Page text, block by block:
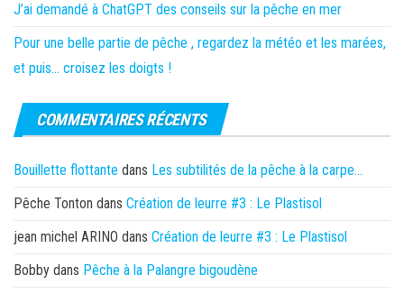
J’ai demandé à ChatGPT des conseils sur la pêche en mer
Pour une belle partie de pêche , regardez la météo et les marées,
et puis… croisez les doigts !
COMMENTAIRES RÉCENTS
Bouillette flottante dans Les subtilités de la pêche à la carpe…
Pêche Tonton dans Création de leurre #3 : Le Plastisol
jean michel ARINO dans Création de leurre #3 : Le Plastisol
Bobby dans Pêche à la Palangre bigoudène